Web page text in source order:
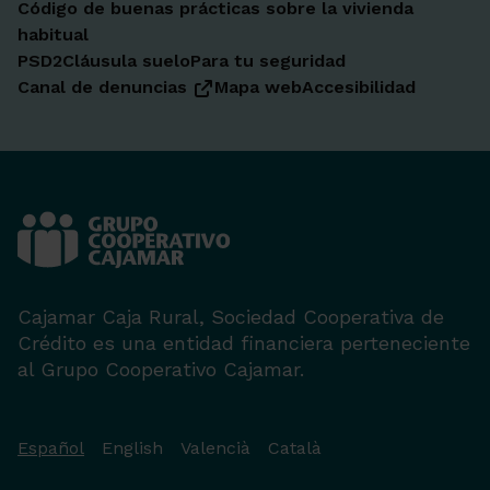
Código de buenas prácticas sobre la vivienda
habitual
PSD2Cláusula sueloPara tu seguridad
Canal de denuncias
Mapa webAccesibilidad
Cajamar Caja Rural, Sociedad Cooperativa de
Crédito es una entidad financiera perteneciente
al Grupo Cooperativo Cajamar.
Español English Valencià Català